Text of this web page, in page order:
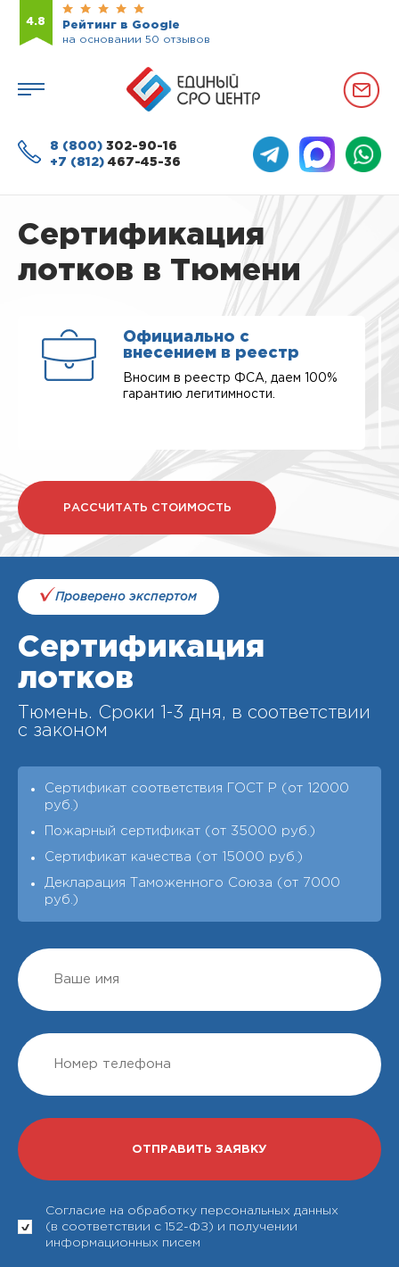
4.8
Рейтинг в Google
на основании 50 отзывов
8 (800) 302-90-16
+7 (812) 467-45-36
Сертификация
лотков в Тюмени
Официально с
внесением в реестр
Вносим в реестр ФСА, даем 100%
гарантию легитимности.
РАССЧИТАТЬ СТОИМОСТЬ
Проверено экспертом
Сертификация
лотков
Тюмень. Cроки 1-3 дня, в соответствии
с законом
Сертификат соответствия ГОСТ Р (от 12000
руб.)
Пожарный сертификат (от 35000 руб.)
Сертификат качества (от 15000 руб.)
Декларация Таможенного Союза (от 7000
руб.)
Согласие на обработку персональных данных
(в соответствии с 152-ФЗ) и получении
информационных писем